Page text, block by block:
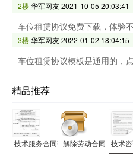
2楼华军网友2021-10-05 20:03:41
车位租赁协议免费下载，体验
3楼华军网友2022-01-02 18:04:15
车位租赁协议模板是通用的，
精品推荐
技术服务合同范文解除劳动合同证明书
技术